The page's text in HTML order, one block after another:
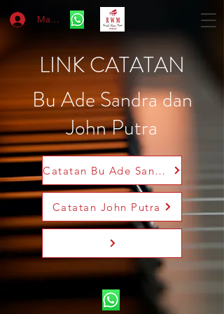
Masuk
LINK CATATAN
Bu Ade Sandra dan
John Putra
Catatan Bu Ade Sandra
Catatan John Putra